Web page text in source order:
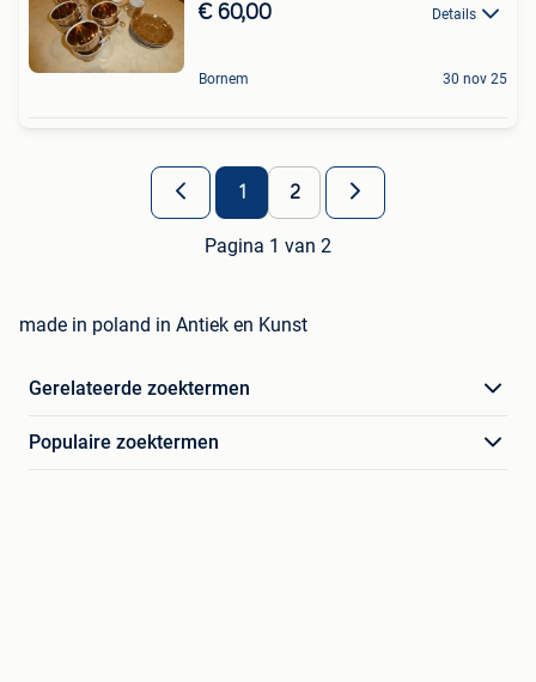
€ 60,00 Details
Bornem 30 nov 25
1 2
Pagina 1 van 2
made in poland in Antiek en Kunst
Gerelateerde zoektermen
Populaire zoektermen